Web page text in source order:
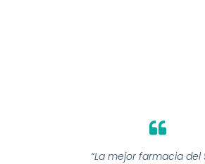
“La mejor farmacia del